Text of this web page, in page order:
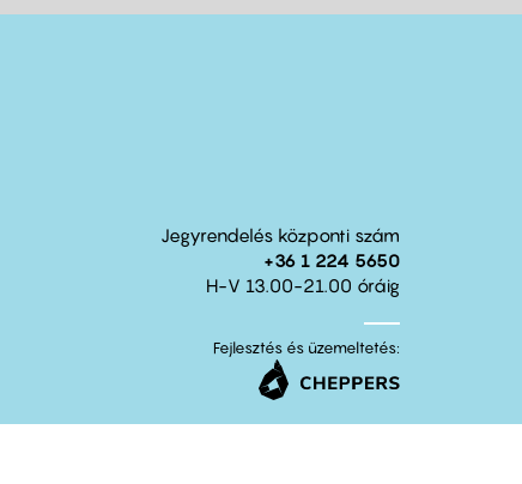
Jegyrendelés központi szám
+36 1 224 5650
H-V 13.00-21.00 óráig
Fejlesztés és üzemeltetés: